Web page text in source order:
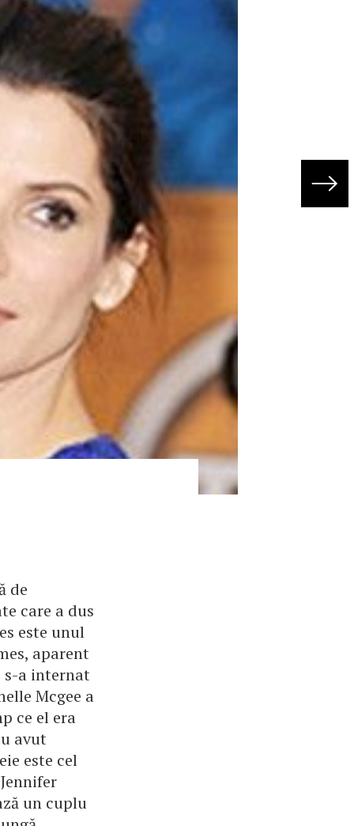
de
care a dus
este unul
aparent
s-a internat
Mcgee a
ce el era
avut
este cel
un cuplu